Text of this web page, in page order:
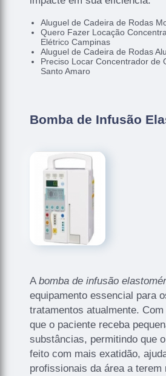
Aluguel de Cadeira de Rodas
Quero Fazer Locação
Elétrico Campinas
Aluguel de Cadeira de Rodas
Preciso Locar Concentrador de
Santo Amaro
Bomba de Infusão
Abomba de infusão
equipamento essencial para
tratamentos atualmente.
que o paciente receba
substâncias, permitindo que
feito com mais exatidão,
profissionais da área a terem